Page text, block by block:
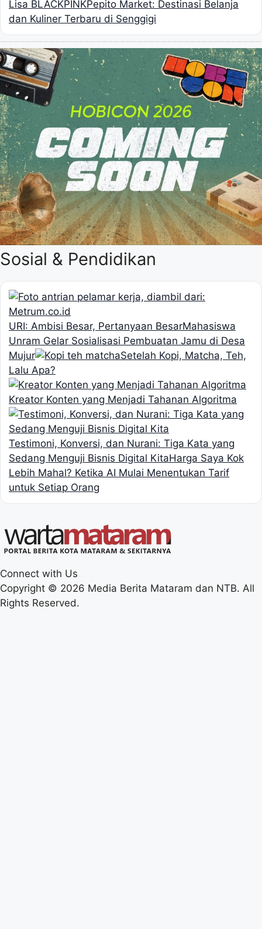
Lisa BLACKPINKPepito Market: Destinasi Belanja
dan Kuliner Terbaru di Senggigi
Sosial & Pendidikan
URI: Ambisi Besar, Pertanyaan BesarMahasiswa
Unram Gelar Sosialisasi Pembuatan Jamu di Desa
Mujur
Setelah Kopi, Matcha, Teh,
Lalu Apa?
Kreator Konten yang Menjadi Tahanan Algoritma
Testimoni, Konversi, dan Nurani: Tiga Kata yang
Sedang Menguji Bisnis Digital KitaHarga Saya Kok
Lebih Mahal? Ketika AI Mulai Menentukan Tarif
untuk Setiap Orang
Connect with Us
Copyright © 2026 Media Berita Mataram dan NTB. All
Rights Reserved.